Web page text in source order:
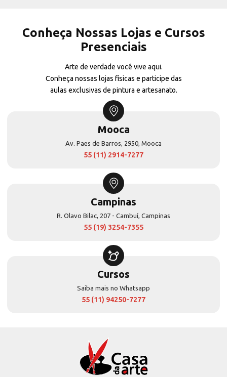
Conheça Nossas Lojas e Cursos
Presenciais
Arte de verdade você vive aqui.
Conheça nossas lojas físicas e participe das
aulas exclusivas de pintura e artesanato.
Mooca
Av. Paes de Barros, 2950, Mooca
55 (11) 2914-7277
Campinas
R. Olavo Bilac, 207 - Cambuí, Campinas
55 (19) 3254-7355
Cursos
Saiba mais no Whatsapp
55 (11) 94250-7277